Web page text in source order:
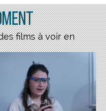
films à voir en